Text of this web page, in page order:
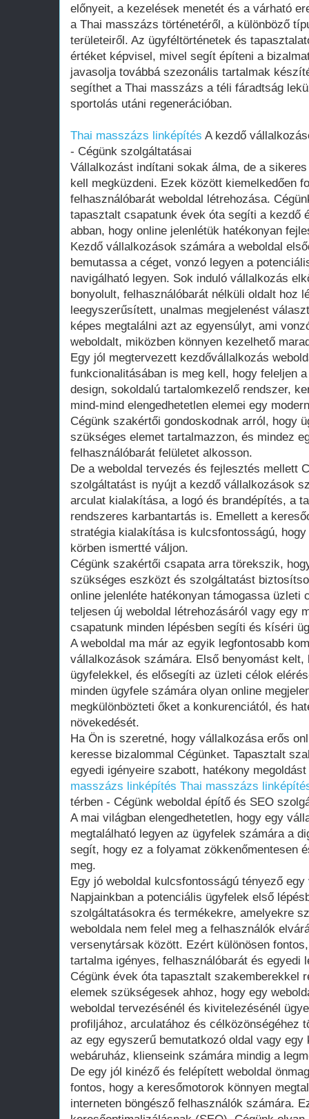
előnyeit, a kezelések menetét és a várható
a Thai masszázs történetéről, a különböző
területeiről. Az ügyféltörténetek és
értéket képvisel, mivel segít építeni a
javasolja továbbá szezonális tartalmak
segíthet a Thai masszázs a téli fáradtság
sportolás utáni regenerációban.
Thai masszázs linképítés A kezdő
- Cégünk szolgáltatásai
Vállalkozást indítani sokak álma, de a
kell megküzdeni. Ezek között kiemelkedően
felhasználóbarát weboldal létrehozása.
tapasztalt csapatunk évek óta segíti a kezdő
abban, hogy online jelenlétük hatékonyan
Kezdő vállalkozások számára a weboldal
bemutassa a céget, vonzó legyen a
navigálható legyen. Sok induló vállalkozás
bonyolult, felhasználóbarát nélküli oldalt hoz
leegyszerűsített, unalmas megjelenést
képes megtalálni azt az egyensúlyt, ami
weboldalt, miközben könnyen kezelhető
Egy jól megtervezett kezdővállalkozás
funkcionalitásában is meg kell, hogy feleljen
design, sokoldalú tartalomkezelő rendszer,
mind-mind elengedhetetlen elemei egy
Cégünk szakértői gondoskodnak arról, hogy
szükséges elemet tartalmazzon, és mindez
felhasználóbarát felületet alkosson.
De a weboldal tervezés és fejlesztés mellett
szolgáltatást is nyújt a kezdő vállalkozások
arculat kialakítása, a logó és brandépítés, a
rendszeres karbantartás is. Emellett a
stratégia kialakítása is kulcsfontosságú,
körben ismertté váljon.
Cégünk szakértői csapata arra törekszik,
szükséges eszközt és szolgáltatást
online jelenléte hatékonyan támogassa üzleti
teljesen új weboldal létrehozásáról vagy egy
csapatunk minden lépésben segíti és kíséri
A weboldal ma már az egyik legfontosabb
vállalkozások számára. Első benyomást kelt,
ügyfelekkel, és elősegíti az üzleti célok
minden ügyfele számára olyan online
megkülönbözteti őket a konkurenciától, és
növekedését.
Ha Ön is szeretné, hogy vállalkozása erős
keresse bizalommal Cégünket. Tapasztalt
egyedi igényeire szabott, hatékony
masszázs linképítés Thai masszázs
térben - Cégünk weboldal építő és SEO
A mai világban elengedhetetlen, hogy egy
megtalálható legyen az ügyfelek számára a
segít, hogy ez a folyamat zökkenőmentesen
meg.
Egy jó weboldal kulcsfontosságú tényező
Napjainkban a potenciális ügyfelek első
szolgáltatásokra és termékekre, amelyekre
weboldala nem felel meg a felhasználók
versenytársak között. Ezért különösen
tartalma igényes, felhasználóbarát és egyedi
Cégünk évek óta tapasztalt szakemberekkel
elemek szükségesek ahhoz, hogy egy
weboldal tervezésénél és kivitelezésénél
profiljához, arculatához és célközönségéhez
az egy egyszerű bemutatkozó oldal vagy egy
webáruház, klienseink számára mindig a
De egy jól kinéző és felépített weboldal
fontos, hogy a keresőmotorok könnyen
interneten böngésző felhasználók számára.